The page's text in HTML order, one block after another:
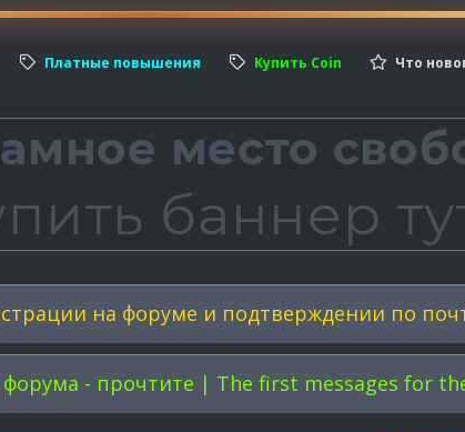
Платные повышения Купить Coin Что
на форуме и подтверждении по
- прочтите | The first messages for